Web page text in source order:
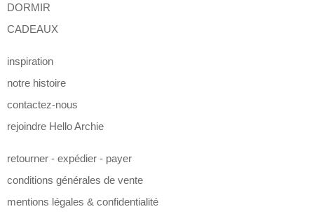
DORMIR
CADEAUX
inspiration
notre histoire
contactez-nous
rejoindre Hello Archie
retourner - expédier - payer
conditions générales de vente
mentions légales & confidentialité